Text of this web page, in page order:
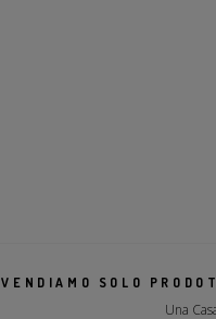
VENDIAMO SOLO
Una